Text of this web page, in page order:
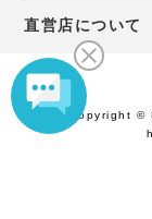
直営店について
Copyright